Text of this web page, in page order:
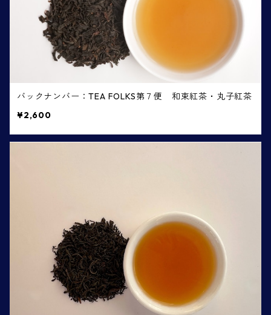
バックナンバー：TEA FOLKS第７便 和束紅茶・丸子紅茶
¥2,600